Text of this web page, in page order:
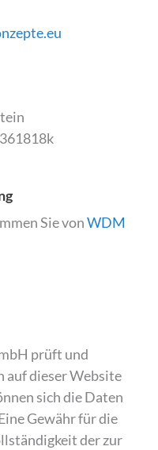
Sie vonWDM
prüft und
dieser Website
sich die Daten
Gewähr für die
der zur